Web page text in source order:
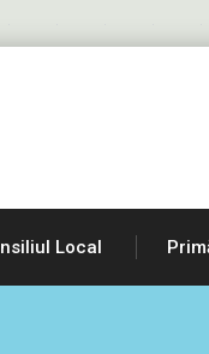
Local